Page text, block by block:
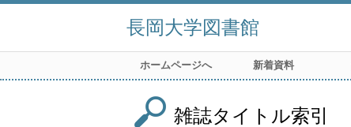
長岡大学図書館
ホームページへ 新着資料
雑誌タイトル索引